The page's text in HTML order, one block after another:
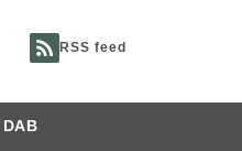
RSS feed
DAB